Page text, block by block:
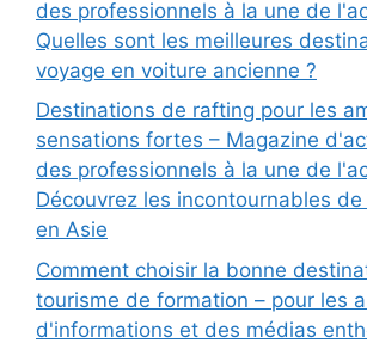
des professionnels à la une de
Quelles sont les meilleures
voyage en voiture ancienne ?
Destinations de rafting pour les
sensations fortes – Magazine
des professionnels à la une de
Découvrez les incontournables de
en Asie
Comment choisir la bonne
tourisme de formation – pour les
d'informations et des médias